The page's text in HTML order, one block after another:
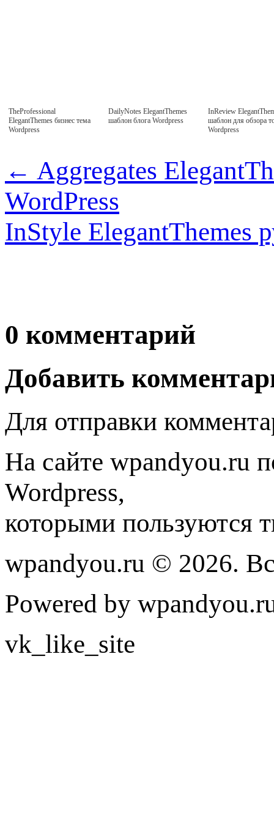
TheProfessional
ElegantThemes бизнес тема
Wordpress
DailyNotes ElegantThemes
шаблон блога Wordpress
InReview
шаблон для обзора
Wordpress
← Aggregates
WordPress
InStyle ElegantThemes
0 комментарий
Добавить
Для отправки
На сайте wpandyou.ru
Wordpress,
которыми пользуются
wpandyou.ru © 2026.
Powered by
vk_like_site